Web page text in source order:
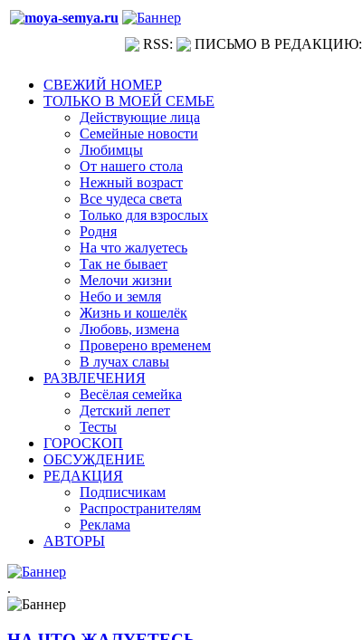
RSS: ПИСЬМО В РЕДАКЦИЮ:
СВЕЖИЙ НОМЕР
ТОЛЬКО В МОЕЙ СЕМЬЕ
Действующие лица
Семейные новости
Любимцы
От нашего стола
Нежный возраст
Все чудеса света
Только для взрослых
Родня
На что жалуетесь
Так не бывает
Мелочи жизни
Небо и земля
Жизнь и кошелёк
Любовь, измена
Проверено временем
В лучах славы
РАЗВЛЕЧЕНИЯ
Весёлая семейка
Детский лепет
Тесты
ГОРОСКОП
ОБСУЖДЕНИЕ
РЕДАКЦИЯ
Подписчикам
Распространителям
Реклама
АВТОРЫ
.